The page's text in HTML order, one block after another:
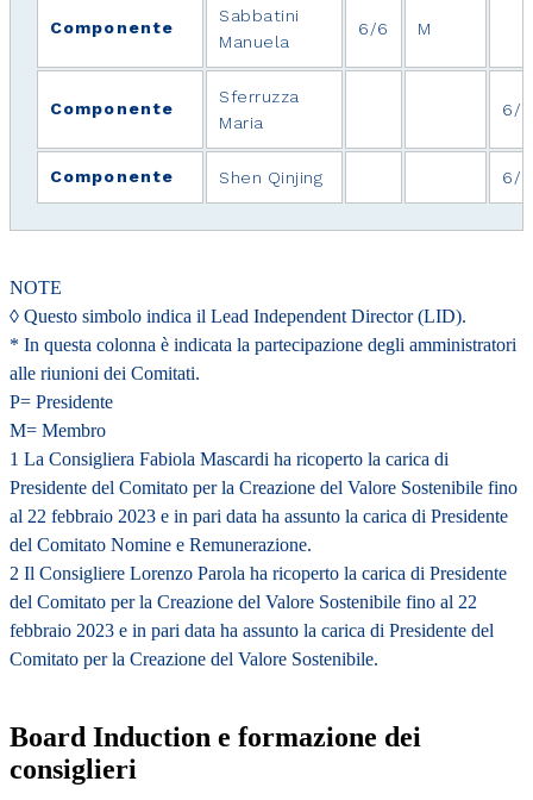
Componente
Sabbatini
Manuela
6/6 M
Componente
Sferruzza
Maria
6/6
Componente Shen Qinjing 6/6
NOTE
◊ Questo simbolo indica il Lead Independent Director (LID).
* In questa colonna è indicata la partecipazione degli amministratori
alle riunioni dei Comitati.
P= Presidente
M= Membro
1 La Consigliera Fabiola Mascardi ha ricoperto la carica di
Presidente del Comitato per la Creazione del Valore Sostenibile fino
al 22 febbraio 2023 e in pari data ha assunto la carica di Presidente
del Comitato Nomine e Remunerazione.
2 Il Consigliere Lorenzo Parola ha ricoperto la carica di Presidente
del Comitato per la Creazione del Valore Sostenibile fino al 22
febbraio 2023 e in pari data ha assunto la carica di Presidente del
Comitato per la Creazione del Valore Sostenibile.
Board Induction e formazione dei
consiglieri